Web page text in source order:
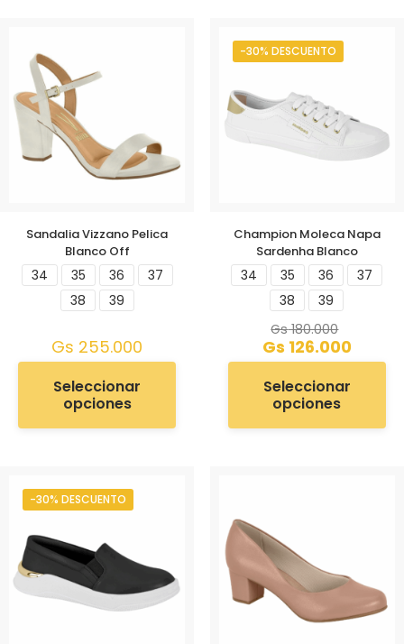
Sandalia Vizzano Pelica
Blanco Off
34 35 36
37
38
39
Gs 255.000
Seleccionar
opciones
-30% DESCUENTO
Champion Moleca Napa
Sardenha Blanco
34 35 36
37
38
39
Gs180.000
Gs 126.000
Seleccionar
opciones
-30% DESCUENTO